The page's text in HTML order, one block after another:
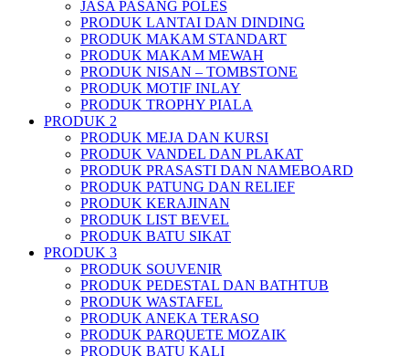
JASA PASANG POLES
PRODUK LANTAI DAN DINDING
PRODUK MAKAM STANDART
PRODUK MAKAM MEWAH
PRODUK NISAN – TOMBSTONE
PRODUK MOTIF INLAY
PRODUK TROPHY PIALA
PRODUK 2
PRODUK MEJA DAN KURSI
PRODUK VANDEL DAN PLAKAT
PRODUK PRASASTI DAN NAMEBOARD
PRODUK PATUNG DAN RELIEF
PRODUK KERAJINAN
PRODUK LIST BEVEL
PRODUK BATU SIKAT
PRODUK 3
PRODUK SOUVENIR
PRODUK PEDESTAL DAN BATHTUB
PRODUK WASTAFEL
PRODUK ANEKA TERASO
PRODUK PARQUETE MOZAIK
PRODUK BATU KALI